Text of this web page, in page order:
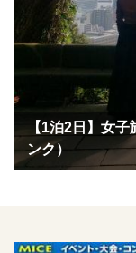
【1泊2日】女
ンク）